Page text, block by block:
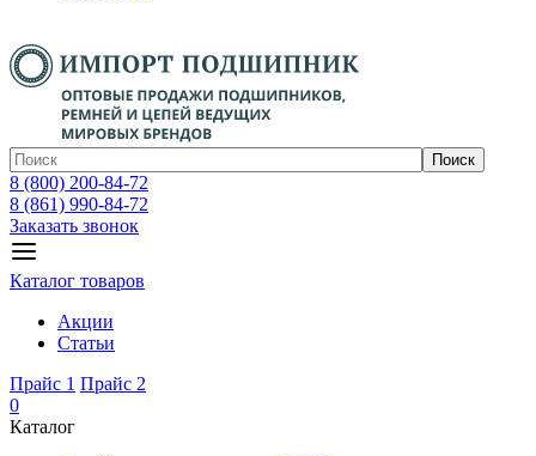
Поиск
8 (800) 200-84-72
8 (861) 990-84-72
Заказать звонок
Каталог товаров
Акции
Статьи
Прайс 1 Прайс 2
0
Каталог